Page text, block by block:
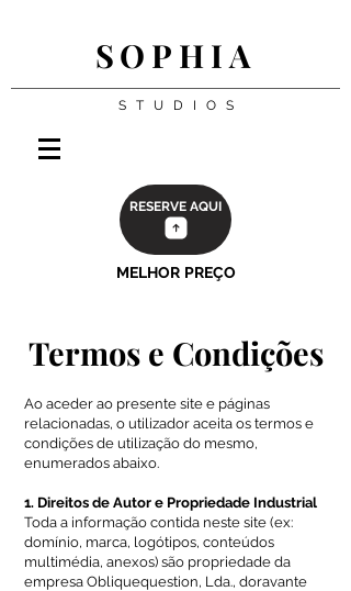
SOPHIA
S T U D I O S
RESERVE AQUI
MELHOR PREÇO
Termos e Condições
Ao aceder ao presente site e páginas
relacionadas, o utilizador aceita os termos e
condições de utilização do mesmo,
enumerados abaixo.
1. Direitos de Autor e Propriedade Industrial
Toda a informação contida neste site (ex:
domínio, marca, logótipos, conteúdos
multimédia, anexos) são propriedade da
empresa Obliquequestion, Lda., doravante